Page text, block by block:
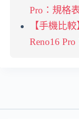
Pro：規格
【手機比
Reno16